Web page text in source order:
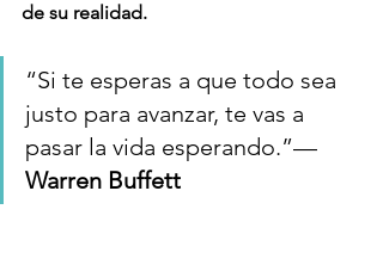
de su realidad.
“Si te esperas a que todo sea
justo para avanzar, te vas a
pasar la vida esperando.”—
Warren Buffett